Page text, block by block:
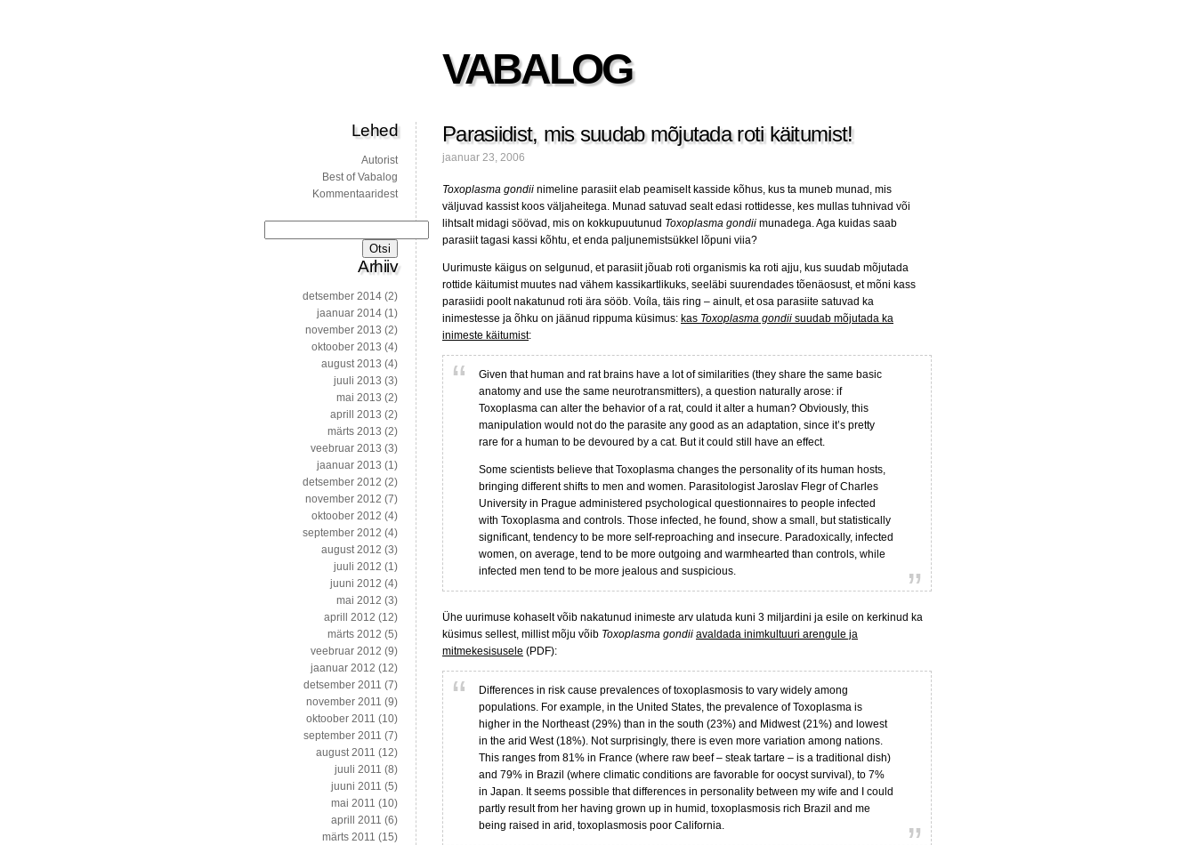
VABALOG
Parasiidist, mis suudab mõjutada roti käitumist!
jaanuar 23, 2006
Toxoplasma gondii nimeline parasiit elab peamiselt kasside kõhus, kus ta muneb munad, mis
väljuvad kassist koos väljaheitega. Munad satuvad sealt edasi rottidesse, kes mullas tuhnivad või
lihtsalt midagi söövad, mis on kokkupuutunud Toxoplasma gondii munadega. Aga kuidas saab
parasiit tagasi kassi kõhtu, et enda paljunemistsükkel lõpuni viia?
Uurimuste käigus on selgunud, et parasiit jõuab roti organismis ka roti ajju, kus suudab mõjutada
rottide käitumist muutes nad vähem kassikartlikuks, seeläbi suurendades tõenäosust, et mõni kass
parasiidi poolt nakatunud roti ära sööb. Voíla, täis ring – ainult, et osa parasiite satuvad ka
inimestesse ja õhku on jäänud rippuma küsimus: kas Toxoplasma gondii suudab mõjutada ka
inimeste käitumist:
Given that human and rat brains have a lot of similarities (they share the same basic
anatomy and use the same neurotransmitters), a question naturally arose: if
Toxoplasma can alter the behavior of a rat, could it alter a human? Obviously, this
manipulation would not do the parasite any good as an adaptation, since it’s pretty
rare for a human to be devoured by a cat. But it could still have an effect.
Some scientists believe that Toxoplasma changes the personality of its human hosts,
bringing different shifts to men and women. Parasitologist Jaroslav Flegr of Charles
University in Prague administered psychological questionnaires to people infected
with Toxoplasma and controls. Those infected, he found, show a small, but statistically
significant, tendency to be more self-reproaching and insecure. Paradoxically, infected
women, on average, tend to be more outgoing and warmhearted than controls, while
infected men tend to be more jealous and suspicious.
Ühe uurimuse kohaselt võib nakatunud inimeste arv ulatuda kuni 3 miljardini ja esile on kerkinud ka
küsimus sellest, millist mõju võib Toxoplasma gondii avaldada inimkultuuri arengule ja
mitmekesisusele (PDF):
Differences in risk cause prevalences of toxoplasmosis to vary widely among
populations. For example, in the United States, the prevalence of Toxoplasma is
higher in the Northeast (29%) than in the south (23%) and Midwest (21%) and lowest
in the arid West (18%). Not surprisingly, there is even more variation among nations.
This ranges from 81% in France (where raw beef – steak tartare – is a traditional dish)
and 79% in Brazil (where climatic conditions are favorable for oocyst survival), to 7%
in Japan. It seems possible that differences in personality between my wife and I could
partly result from her having grown up in humid, toxoplasmosis rich Brazil and me
being raised in arid, toxoplasmosis poor California.
Lehed
Autorist
Best of Vabalog
Kommentaaridest
Arhiiv
detsember 2014 (2)
jaanuar 2014 (1)
november 2013 (2)
oktoober 2013 (4)
august 2013 (4)
juuli 2013 (3)
mai 2013 (2)
aprill 2013 (2)
märts 2013 (2)
veebruar 2013 (3)
jaanuar 2013 (1)
detsember 2012 (2)
november 2012 (7)
oktoober 2012 (4)
september 2012 (4)
august 2012 (3)
juuli 2012 (1)
juuni 2012 (4)
mai 2012 (3)
aprill 2012 (12)
märts 2012 (5)
veebruar 2012 (9)
jaanuar 2012 (12)
detsember 2011 (7)
november 2011 (9)
oktoober 2011 (10)
september 2011 (7)
august 2011 (12)
juuli 2011 (8)
juuni 2011 (5)
mai 2011 (10)
aprill 2011 (6)
märts 2011 (15)